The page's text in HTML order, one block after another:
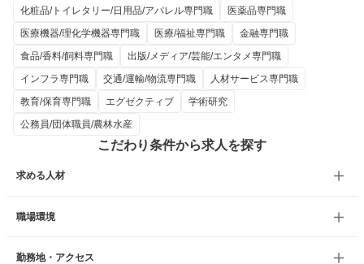
化粧品/トイレタリー/日用品/アパレル専門職
医薬品専門職
医療機器/理化学機器専門職
医療/福祉専門職
金融専門職
食品/香料/飼料専門職
出版/メディア/芸能/エンタメ専門職
インフラ専門職
交通/運輸/物流専門職
人材サービス専門職
教育/保育専門職
エグゼクティブ
学術研究
公務員/団体職員/農林水産
こだわり条件から求人を探す
求める人材
職場環境
勤務地・アクセス